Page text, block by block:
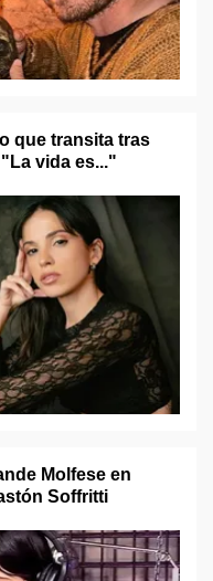
que transita tras
vida es..."
Molfese en
Soffritti